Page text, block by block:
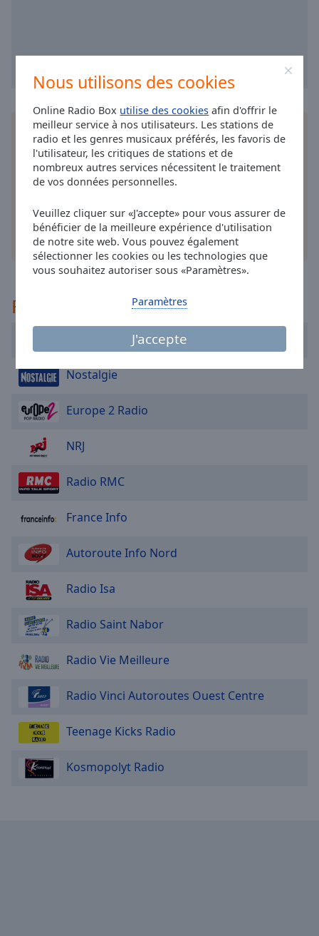
Nous utilisons des cookies
Online Radio Box utilise des cookies afin d'offrir le
meilleur service à nos utilisateurs. Les stations de
radio et les genres musicaux préférés, les favoris de
l'utilisateur, les critiques de stations et de
nombreux autres services nécessitent le traitement
de vos données personnelles.
Veuillez cliquer sur «J'accepte» pour vous assurer de
bénéficier de la meilleure expérience d'utilisation
de notre site web. Vous pouvez également
sélectionner les cookies ou les technologies que
vous souhaitez autoriser sous «Paramètres».
J'accepte
Paramètres
Opacity
Background
Opacity
Caption
Opacity
Text
Edge
Family
Reset
Close
Modal
dialog
window.
Installezl'applicationgratuite Online Radio Box
pour votre téléphone intelligent et d'écouter vos
stations de radio préférées en ligne où que vous
soyez!
autres options
Recommandé
Nostalgie
Europe 2 Radio
NRJ
Radio RMC
France Info
Autoroute Info Nord
Radio Isa
Radio Saint Nabor
Radio Vie Meilleure
Radio Vinci Autoroutes Ouest Centre
Teenage Kicks Radio
Kosmopolyt Radio